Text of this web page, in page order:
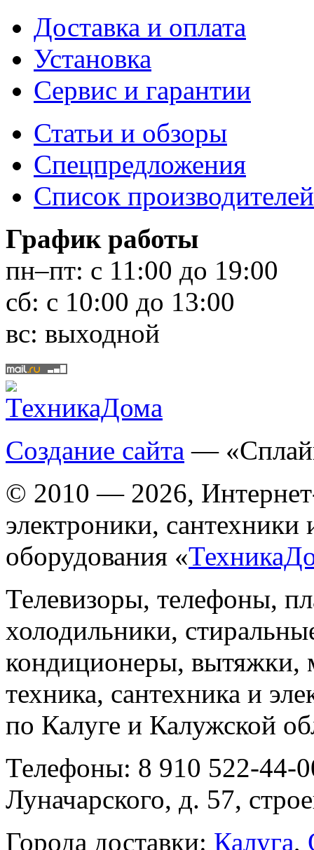
Доставка и оплата
Установка
Сервис и гарантии
Статьи и обзоры
Спецпредложения
Список производителей
График работы
пн–пт: с 11:00 до 19:00
сб: с 10:00 до 13:00
вс: выходной
Создание сайта —
© 2010 — 2026,
электроники, сантехники
оборудования «
Телевизоры, телефоны,
холодильники,
кондиционеры, вытяжки,
техника, сантехника и
по Калуге и Калужской
Телефоны: 8 910 522-44-
Луначарского, д. 57,
Города доставки: Калуга,